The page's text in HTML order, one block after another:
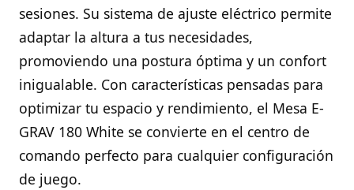
sesiones. Su sistema de ajuste eléctrico permite
adaptar la altura a tus necesidades,
promoviendo una postura óptima y un confort
inigualable. Con características pensadas para
optimizar tu espacio y rendimiento, el Mesa E-
GRAV 180 White se convierte en el centro de
comando perfecto para cualquier configuración
de juego.